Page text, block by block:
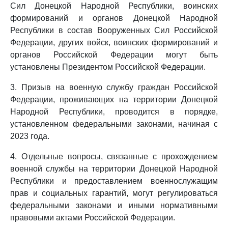
Сил Донецкой Народной Республики, воинских
формирований и органов Донецкой Народной
Республики в состав Вооруженных Сил Российской
Федерации, других войск, воинских формирований и
органов Российской Федерации могут быть
установлены Президентом Российской Федерации.
3. Призыв на военную службу граждан Российской
Федерации, проживающих на территории Донецкой
Народной Республики, проводится в порядке,
установленном федеральными законами, начиная с
2023 года.
4. Отдельные вопросы, связанные с прохождением
военной службы на территории Донецкой Народной
Республики и предоставлением военнослужащим
прав и социальных гарантий, могут регулироваться
федеральными законами и иными нормативными
правовыми актами Российской Федерации.